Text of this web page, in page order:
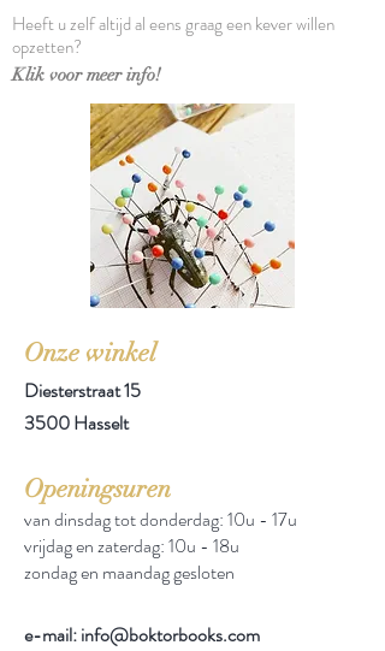
Heeft u zelf altijd al eens graag een kever willen
opzetten?
Klik voor meer info!
Onze winkel
Diesterstraat 15
3500 Hasselt
Openingsuren
van dinsdag tot donderdag: 10u - 17u
vrijdag en zaterdag: 10u - 18u
zondag en maandag gesloten
e-mail: info@boktorbooks.com